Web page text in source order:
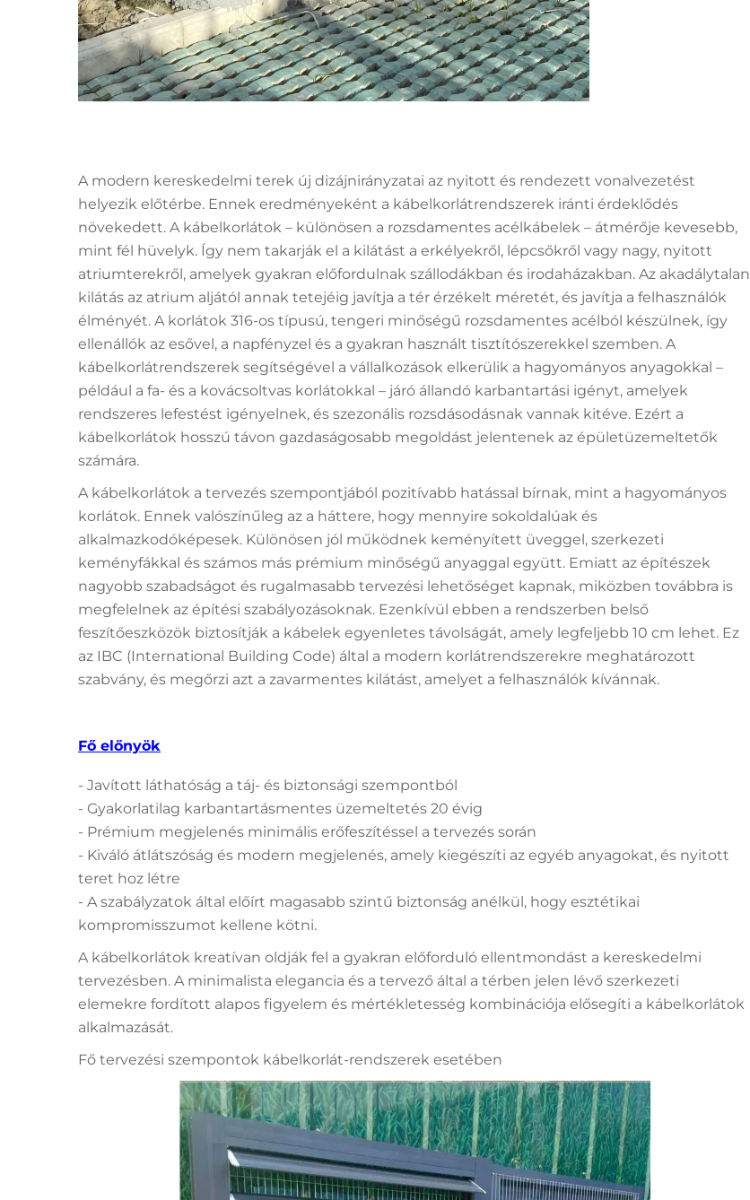
A modern kereskedelmi terek új dizájnirányzatai az nyitott és rendezett vonalvezetést
helyezik előtérbe. Ennek eredményeként a kábelkorlátrendszerek iránti érdeklődés
növekedett. A kábelkorlátok – különösen a rozsdamentes acélkábelek – átmérője kevesebb,
mint fél hüvelyk. Így nem takarják el a kilátást a erkélyekről, lépcsőkről vagy nagy, nyitott
atriumterekről, amelyek gyakran előfordulnak szállodákban és irodaházakban. Az akadálytalan
kilátás az atrium aljától annak tetejéig javítja a tér érzékelt méretét, és javítja a felhasználók
élményét. A korlátok 316-os típusú, tengeri minőségű rozsdamentes acélból készülnek, így
ellenállók az esővel, a napfényzel és a gyakran használt tisztítószerekkel szemben. A
kábelkorlátrendszerek segítségével a vállalkozások elkerülik a hagyományos anyagokkal –
például a fa- és a kovácsoltvas korlátokkal – járó állandó karbantartási igényt, amelyek
rendszeres lefestést igényelnek, és szezonális rozsdásodásnak vannak kitéve. Ezért a
kábelkorlátok hosszú távon gazdaságosabb megoldást jelentenek az épületüzemeltetők
számára.
A kábelkorlátok a tervezés szempontjából pozitívabb hatással bírnak, mint a hagyományos
korlátok. Ennek valószínűleg az a háttere, hogy mennyire sokoldalúak és
alkalmazkodóképesek. Különösen jól működnek keményített üveggel, szerkezeti
keményfákkal és számos más prémium minőségű anyaggal együtt. Emiatt az építészek
nagyobb szabadságot és rugalmasabb tervezési lehetőséget kapnak, miközben továbbra is
megfelelnek az építési szabályozásoknak. Ezenkívül ebben a rendszerben belső
feszítőeszközök biztosítják a kábelek egyenletes távolságát, amely legfeljebb 10 cm lehet. Ez
az IBC (International Building Code) által a modern korlátrendszerekre meghatározott
szabvány, és megőrzi azt a zavarmentes kilátást, amelyet a felhasználók kívánnak.
Fő előnyök
- Javított láthatóság a táj- és biztonsági szempontból
- Gyakorlatilag karbantartásmentes üzemeltetés 20 évig
- Prémium megjelenés minimális erőfeszítéssel a tervezés során
- Kiváló átlátszóság és modern megjelenés, amely kiegészíti az egyéb anyagokat, és nyitott
teret hoz létre
- A szabályzatok által előírt magasabb szintű biztonság anélkül, hogy esztétikai
kompromisszumot kellene kötni.
A kábelkorlátok kreatívan oldják fel a gyakran előforduló ellentmondást a kereskedelmi
tervezésben. A minimalista elegancia és a tervező által a térben jelen lévő szerkezeti
elemekre fordított alapos figyelem és mértékletesség kombinációja elősegíti a kábelkorlátok
alkalmazását.
Fő tervezési szempontok kábelkorlát-rendszerek esetében